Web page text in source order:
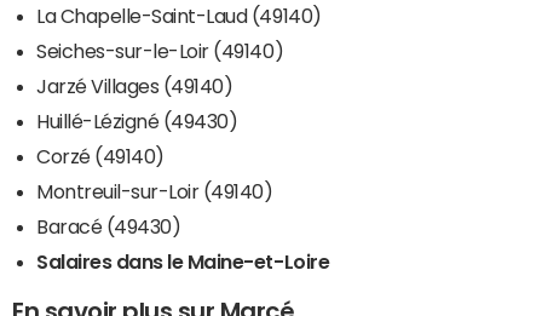
La Chapelle-Saint-Laud (49140)
Seiches-sur-le-Loir (49140)
Jarzé Villages (49140)
Huillé-Lézigné (49430)
Corzé (49140)
Montreuil-sur-Loir (49140)
Baracé (49430)
Salaires dans le Maine-et-Loire
En savoir plus sur Marcé